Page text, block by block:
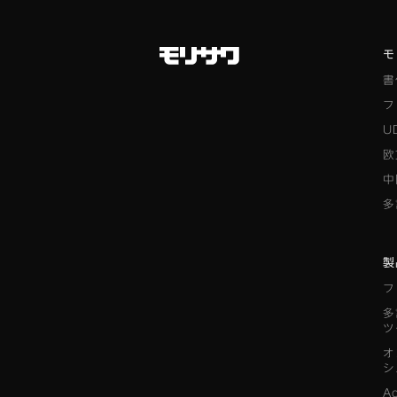
書
多
製
多
ツ
シ